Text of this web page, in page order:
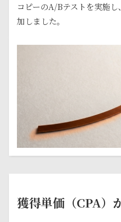
コピーのA/Bテストを実施
加しました。
獲得単価（CPA）